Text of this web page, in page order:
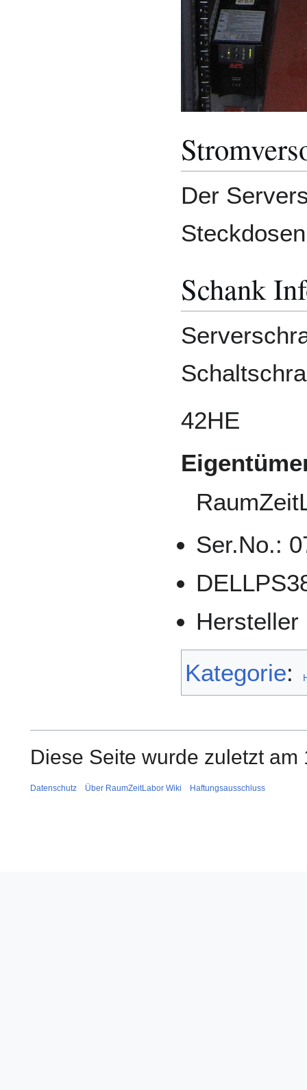
Der
Schank
42HE
Ser.No.:
Hersteller
Kategorie:
Diese Seite wurde zuletzt
Datenschutz Über RaumZeitLabor Wiki Haftungsausschluss